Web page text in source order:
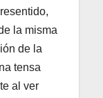
la misma
de la
tensa
al ver